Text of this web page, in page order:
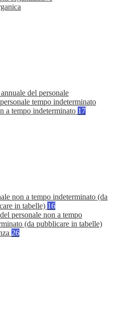
del personale
tempo indeterminato
a tempo indeterminato 17
non a tempo indeterminato (da
in tabelle) 16
personale non a tempo
(da pubblicare in tabelle)
26